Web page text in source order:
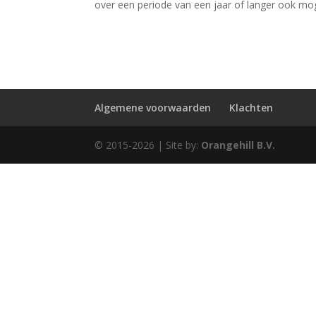
over een periode van een jaar of langer ook
Algemene voorwaarden Klachten
© 2015-2026 | Site by: Orangehill B.V.